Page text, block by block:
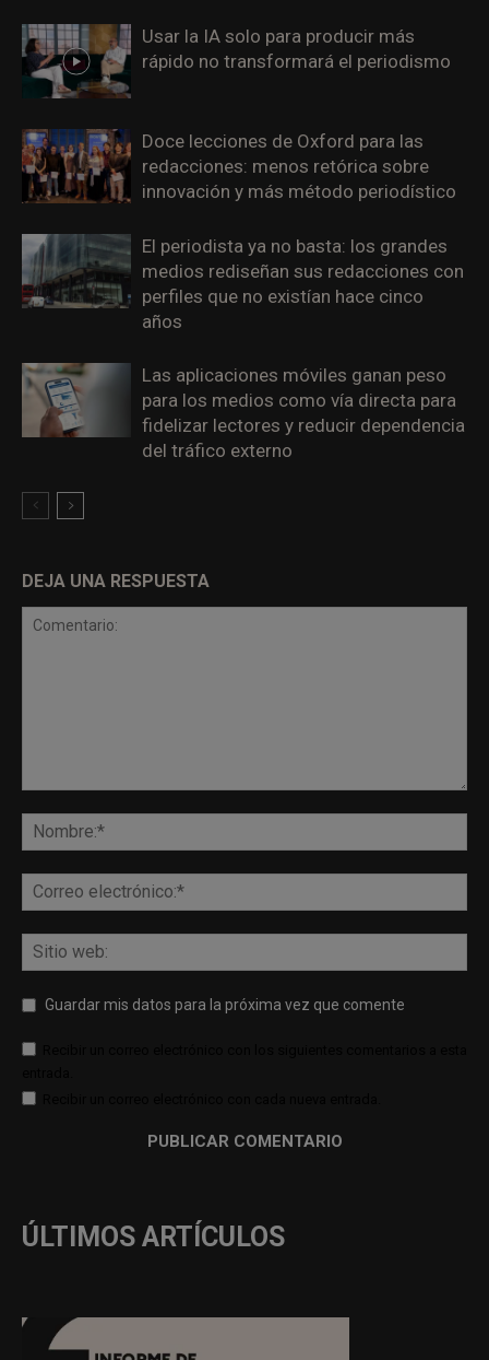
Usar la IA solo para producir más
rápido no transformará el periodismo
Doce lecciones de Oxford para las
redacciones: menos retórica sobre
innovación y más método periodístico
El periodista ya no basta: los grandes
medios rediseñan sus redacciones con
perfiles que no existían hace cinco
años
Las aplicaciones móviles ganan peso
para los medios como vía directa para
fidelizar lectores y reducir dependencia
del tráfico externo
DEJA UNA RESPUESTA
Guardar mis datos para la próxima vez que comente
ÚLTIMOS ARTÍCULOS